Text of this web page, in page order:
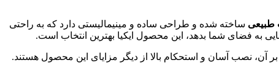
ساخته شده و طراحی ساده و مینیمالیستی دارد که به راحتی
به فضای شما بدهد، این محصول ایکیا بهترین انتخاب است.
آن، نصب آسان و استحکام بالا از دیگر مزایای این محصول هستند.